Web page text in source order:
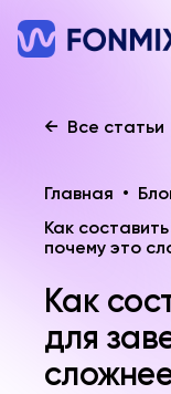
← Все статьи
Главная •
Как
почему это
Как
для